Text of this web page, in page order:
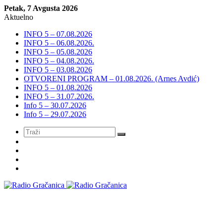
Petak, 7 Avgusta 2026
Aktuelno
INFO 5 – 07.08.2026
INFO 5 – 06.08.2026.
INFO 5 – 05.08.2026
INFO 5 – 04.08.2026.
INFO 5 – 03.08.2026
OTVORENI PROGRAM – 01.08.2026. (Arnes Avdić)
INFO 5 – 01.08.2026
INFO 5 – 31.07.2026.
Info 5 – 30.07.2026
Info 5 – 29.07.2026
Meni